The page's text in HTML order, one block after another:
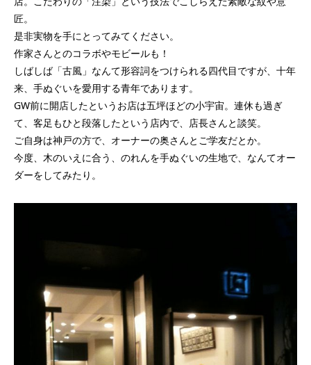
匠。
是非実物を手にとってみてください。
作家さんとのコラボやモビールも！
しばしば「古風」なんて形容詞をつけられる四代目ですが、十年
来、手ぬぐいを愛用する青年であります。
GW前に開店したというお店は五坪ほどの小宇宙。連休も過ぎ
て、客足もひと段落したという店内で、店長さんと談笑。
ご自身は神戸の方で、オーナーの奥さんとご学友だとか。
今度、木のいえに合う、のれんを手ぬぐいの生地で、なんてオー
ダーをしてみたり。